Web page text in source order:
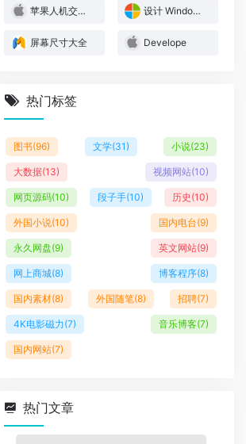
苹果人机交互指南 设计 Windows 应用
屏幕尺寸大全 Develope
热门标签
图书(96) 文学(31) 小说(23)
大数据(13) 视频网站(10)
网页源码(10) 段子手(10) 历史 (10)
外国小说(10) 国内电台(9)
永久网盘(9) 英文网站(9)
网上商城(8) 博客程序(8)
国内素材(8) 外国随笔(8) 招聘(7)
4K电影磁力(7) 音乐博客(7)
国内网站(7)
热门文章